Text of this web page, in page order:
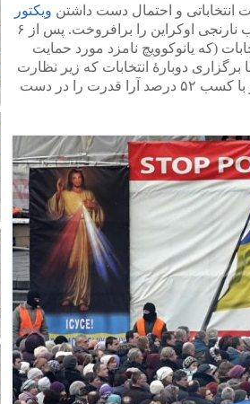
انتخاباتی و احتمال دست داشتن ویکتور
رقیب سرسخت یوشچنکو در این قضیه آتش انقلاب نارنجی اوکراین را برافروخت. پس از ۶
(که یانوکوویچ نامزد مورد حمایت
دوبارهٔ انتخابات که زیر نظارت
موشکافانه ناظران داخلی و بین‌المللی بود، ویکتور یوشچنکو با کسب ۵۲ درصد آرا قدرت را در دست